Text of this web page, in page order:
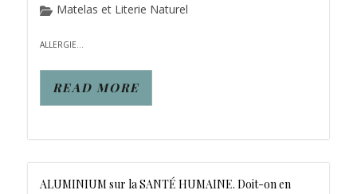
Matelas et Literie Naturel
ALLERGIE...
READ MORE
ALUMINIUM sur la SANTÉ HUMAINE. Doit-on en